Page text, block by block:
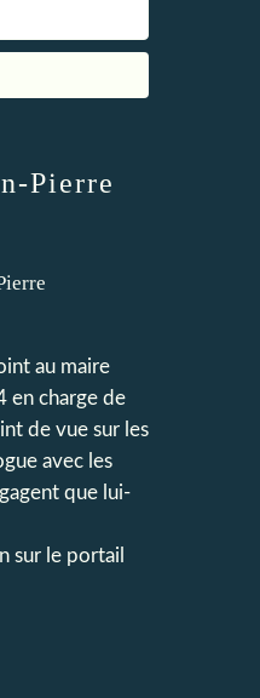
Pierre
au maire
en charge de
de vue sur les
avec les
que lui-
sur le portail